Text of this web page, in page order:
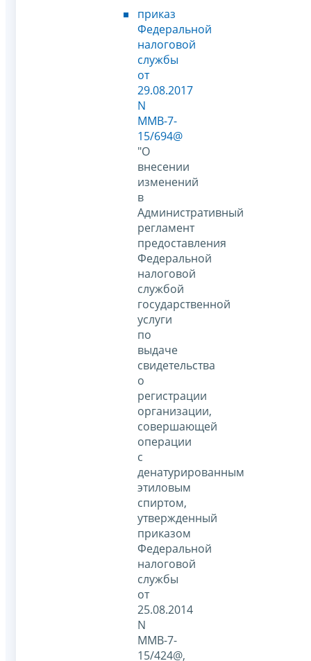
приказ
Федеральной
налоговой
службы
от
29.08.2017
N
ММВ-7-
15/694@
"О
внесении
изменений
в
Административный
регламент
предоставления
Федеральной
налоговой
службой
государственной
услуги
по
выдаче
свидетельства
о
регистрации
организации,
совершающей
операции
с
денатурированным
этиловым
спиртом,
утвержденный
приказом
Федеральной
налоговой
службы
от
25.08.2014
N
ММВ-7-
15/424@,